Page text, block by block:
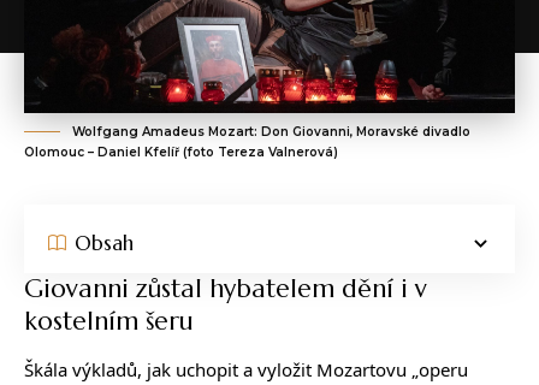
Wolfgang Amadeus Mozart: Don Giovanni, Moravské divadlo
Olomouc – Daniel Kfelíř (foto Tereza Valnerová)
Obsah
Giovanni zůstal hybatelem dění i v
kostelním šeru
Škála výkladů, jak uchopit a vyložit Mozartovu „operu